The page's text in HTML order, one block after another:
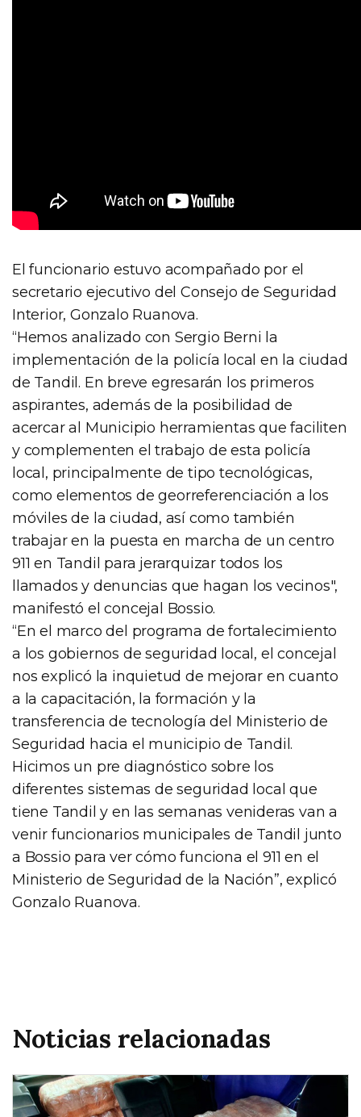
El funcionario estuvo acompañado por el
secretario ejecutivo del Consejo de Seguridad
Interior, Gonzalo Ruanova.
“Hemos analizado con Sergio Berni la
implementación de la policía local en la ciudad
de Tandil. En breve egresarán los primeros
aspirantes, además de la posibilidad de
acercar al Municipio herramientas que faciliten
y complementen el trabajo de esta policía
local, principalmente de tipo tecnológicas,
como elementos de georreferenciación a los
móviles de la ciudad, así como también
trabajar en la puesta en marcha de un centro
911 en Tandil para jerarquizar todos los
llamados y denuncias que hagan los vecinos",
manifestó el concejal Bossio.
“En el marco del programa de fortalecimiento
a los gobiernos de seguridad local, el concejal
nos explicó la inquietud de mejorar en cuanto
a la capacitación, la formación y la
transferencia de tecnología del Ministerio de
Seguridad hacia el municipio de Tandil.
Hicimos un pre diagnóstico sobre los
diferentes sistemas de seguridad local que
tiene Tandil y en las semanas venideras van a
venir funcionarios municipales de Tandil junto
a Bossio para ver cómo funciona el 911 en el
Ministerio de Seguridad de la Nación”, explicó
Gonzalo Ruanova.
Noticias relacionadas